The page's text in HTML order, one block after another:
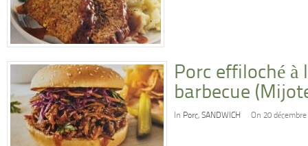
Porc effiloché à
barbecue
In Porc, SANDWICH On 20 décembre